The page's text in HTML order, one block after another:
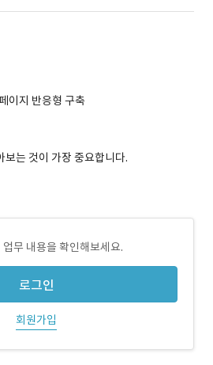
이지 반응형 구축
는 것이 가장 중요합니다.
무 내용을 확인해보세요.
로그인
회원가입